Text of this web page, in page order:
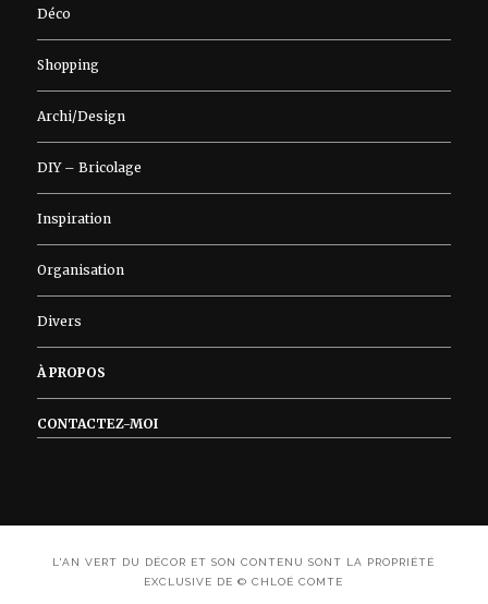
Déco
Shopping
Archi/Design
DIY – Bricolage
Inspiration
Organisation
Divers
À PROPOS
CONTACTEZ-MOI
L'AN VERT DU DÉCOR ET SON CONTENU SONT LA PROPRIÉTÉ
EXCLUSIVE DE © CHLOÉ COMTE